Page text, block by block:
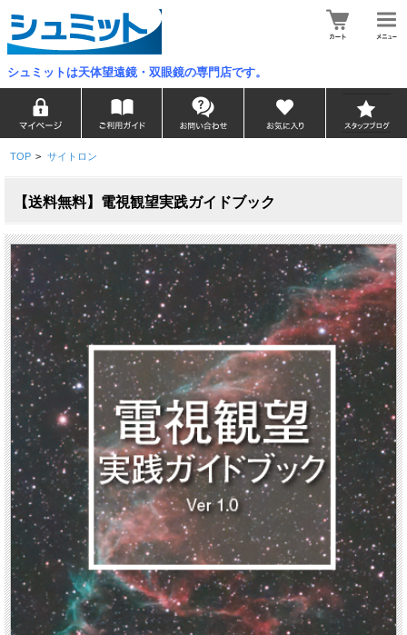
シュミットは天体望遠鏡・双眼鏡の専門店です。
TOP > サイトロン
【送料無料】電視観望実践ガイドブック